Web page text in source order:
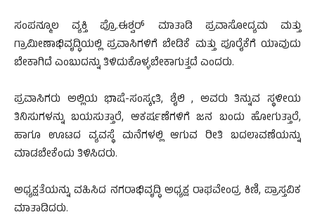
ಸಂಪನ್ಮೂಲ ವ್ಯಕ್ತಿ ಪ್ರೊ.ಈಶ್ವರ್ ಮಾತಾಡಿ ಪ್ರವಾಸೋದ್ಯಮ ಮತ್ತು
ಗ್ರಾಮೀಣಾಭಿವೃದ್ಧಿಯಲ್ಲಿ ಪ್ರವಾಸಿಗಳಿಗೆ ಬೇಡಿಕೆ ಮತ್ತು ಪೂರೈಕೆಗೆ ಯಾವುದು
ಬೇಕಾಗಿದೆ ಎಂಬುದನ್ನು ತಿಳಿದುಕೊಳ್ಳಬೇಕಾಗುತ್ತದೆ ಎಂದರು.
ಪ್ರವಾಸಿಗರು ಅಲ್ಲಿಯ ಭಾಷೆ-ಸಂಸ್ಕçತಿ, ಶೈಲಿ , ಅವರು ತಿನ್ನುವ ಸ್ಥಳೀಯ
ತಿನಿಸುಗಳನ್ನು ಬಯಸುತ್ತಾರೆ, ಆಕರ್ಷಣೆಗಳಿಗೆ ಜನ ಬಂದು ಹೋಗುತ್ತಾರೆ,
ಹಾಗೂ ಊಟದ ವ್ಯವಸ್ಥೆ ಮನೆಗಳಲ್ಲಿ ಆಗುವ ರೀತಿ ಬದಲಾವಣೆಯನ್ನು
ಮಾಡಬೇಕೆಂದು ತಿಳಿಸಿದರು.
ಅಧ್ಯಕ್ಷತೆಯನ್ನು ವಹಿಸಿದ ನಗರಾಭಿವೃದ್ಧಿ ಅಧ್ಯಕ್ಷ ರಾಘವೇಂದ್ರ ಕಿಣಿ, ಪ್ರಾಸ್ತವಿಕ
ಮಾತಾಡಿದರು.